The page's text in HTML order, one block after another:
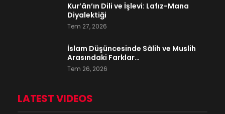
Kur’ân’ın Dili ve İşlevi: Lafız-Mana
Diyalektiği
Tem 27, 2026
İslam Düşüncesinde Sâlih ve Muslih
Arasındaki Farklar…
Tem 26, 2026
LATEST VIDEOS